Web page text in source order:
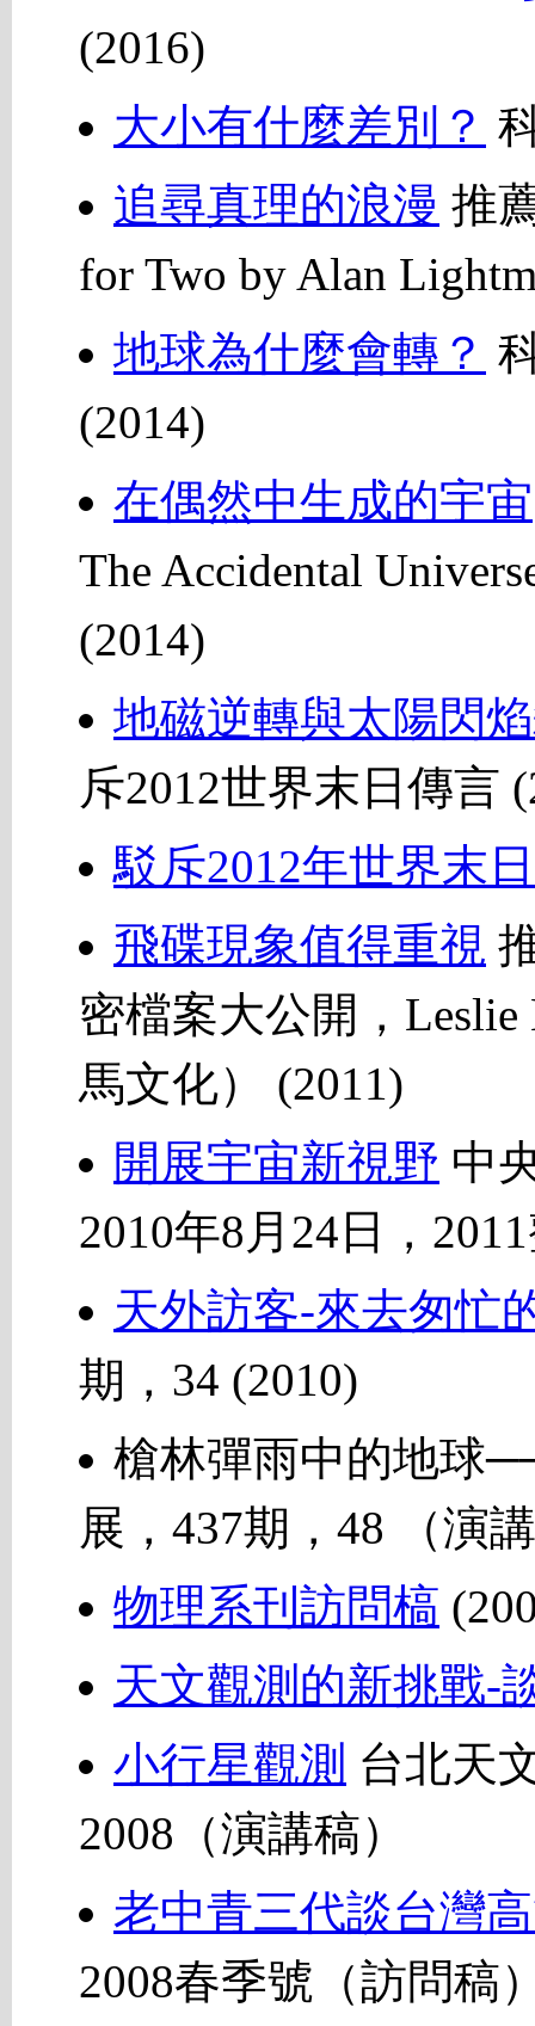
(2016)
大小有什麼差別？
追尋真理的浪漫 推
for Two by Alan
地球為什麼會轉？
(2014)
在偶然中生成的宇宙
The Accidental
(2014)
地磁逆轉與太陽閃
斥2012世界末日傳言
駁斥2012年世界末
飛碟現象值得重視
密檔案大公開，
馬文化） (2011)
開展宇宙新視野 中
2010年8月24日，
天外訪客-來去匆忙
期，34 (2010)
槍林彈雨中的地球
展，437期，48 （演
物理系刊訪問槁
天文觀測的新挑戰-
小行星觀測 台北天
2008（演講稿）
老中青三代談台灣
2008春季號（訪問稿